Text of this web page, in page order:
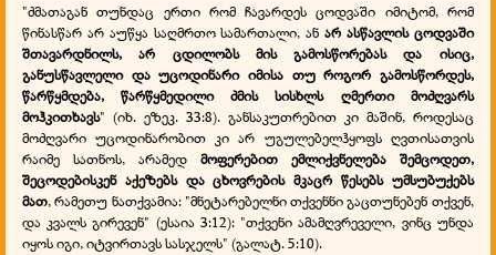
"ძმათაგან თუნდაც ერთი რომ ჩავარდეს ცოდვაში იმიტომ, რომ
წინასწარ არ აუწყა საღმრთო სამართალი, ანარ ასწავლის ცოდვაში
შთავარდნილს, არ ცდილობს მის გამოსწორებას და ისიც,
განუსწავლელი და უცოდინარი იმისა თუ როგორ გამოსწორდეს,
წარწყმდება, წარწყმედილი ძმის სისხლს ღმერთი მოძღვარს
მოჰკითხავს" (იხ. ეზეკ. 33:8). განსაკუთრებით კი მაშინ, როდესაც
მოძღვარი უცოდინარობით კი არ უგულებელჰყოფს ღვთისათვის
რაიმე სათნოს, არამედ მოფერებით ემლიქვნელება შემცოდეთ,
შეცოდებისკენ აქეზებს და ცხოვრების მკაცრ წესებს უმსუბუქებს
მათ, რამეთუ ნათქვამია: "მნეტარებელნი თქვენნი გაცთუნებენ თქვენ,
და კვალს გირევენ" (ესაია 3:12): "თქვენი ამამღვრეველი, ვინც უნდა
იყოს იგი, იტვირთავს სასჯელს" (გალატ. 5:10).